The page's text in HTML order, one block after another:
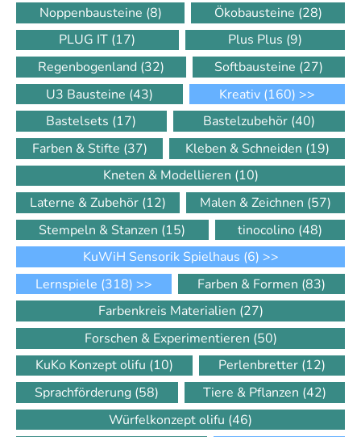
Noppenbausteine (8) Ökobausteine (28)
PLUG IT (17) Plus Plus (9)
Regenbogenland (32) Softbausteine (27)
U3 Bausteine (43) Kreativ (160) >>
Bastelsets (17) Bastelzubehör (40)
Farben & Stifte (37) Kleben & Schneiden (19)
Kneten & Modellieren (10)
Laterne & Zubehör (12) Malen & Zeichnen (57)
Stempeln & Stanzen (15) tinocolino (48)
KuWiH Sensorik Spielhaus (6) >>
Lernspiele (318) >> Farben & Formen (83)
Farbenkreis Materialien (27)
Forschen & Experimentieren (50)
KuKo Konzept olifu (10) Perlenbretter (12)
Sprachförderung (58) Tiere & Pflanzen (42)
Würfelkonzept olifu (46)